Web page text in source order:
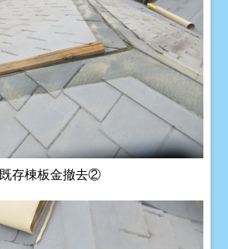
既存棟板金撤去②